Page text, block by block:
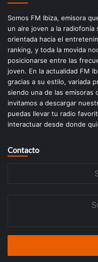
Somos FM Ibiza, emisora
un aire joven a la radiofonía
orientada hacia el
ranking, y toda la movida
posicionarse entre las
joven. En la actualidad FM
gracias a su estilo, variada
siendo una de las emisoras
invitamos a descargar
puedas llevar tu radio
interactuar desde donde
Contacto